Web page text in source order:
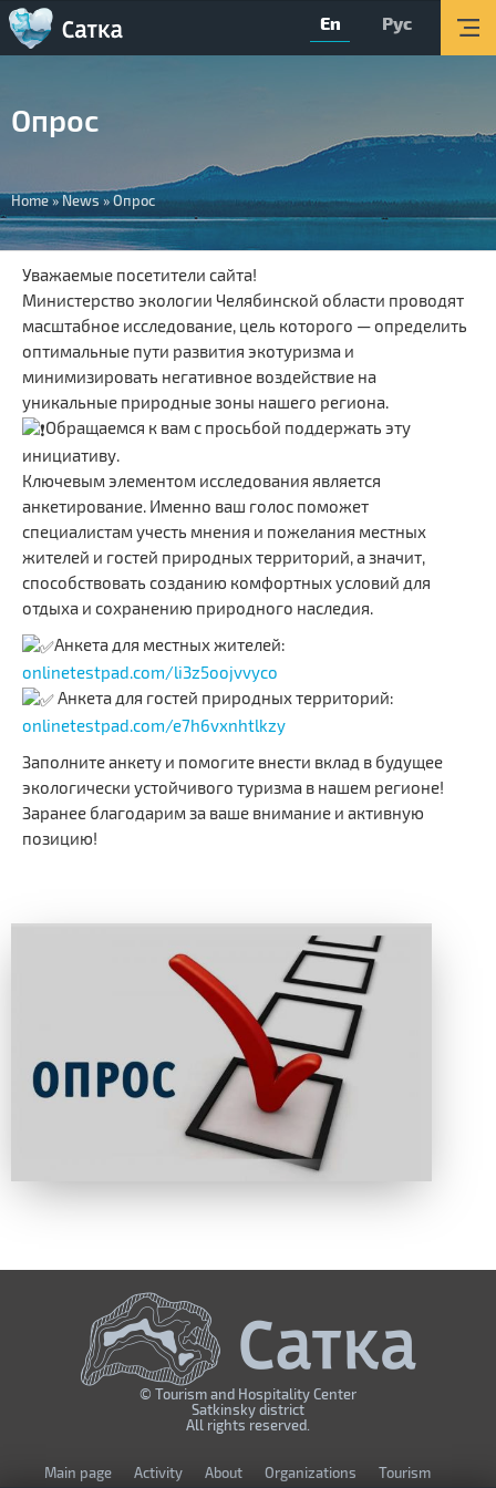
Organizations
About the Center
Обратная связь
Поиск
Вконтакте
YouTube
En Рус
Опрос
You
are
here
Home»News»Опрос
Уважаемые посетители сайта!
Министерство экологии Челябинской области проводят
масштабное исследование, цель которого — определить
оптимальные пути развития экотуризма и
минимизировать негативное воздействие на
уникальные природные зоны нашего региона.
Обращаемся к вам с просьбой поддержать эту
инициативу.
Ключевым элементом исследования является
анкетирование. Именно ваш голос поможет
специалистам учесть мнения и пожелания местных
жителей и гостей природных территорий, а значит,
способствовать созданию комфортных условий для
отдыха и сохранению природного наследия.
Анкета для местных жителей:
onlinetestpad.com/li3z5oojvvyco
Анкета для гостей природных территорий:
onlinetestpad.com/e7h6vxnhtlkzy
Заполните анкету и помогите внести вклад в будущее
экологически устойчивого туризма в нашем регионе!
Заранее благодарим за ваше внимание и активную
позицию!
© Tourism and Hospitality Center
Satkinsky district
All rights reserved.
Мain page Activity About Organizations Tourism